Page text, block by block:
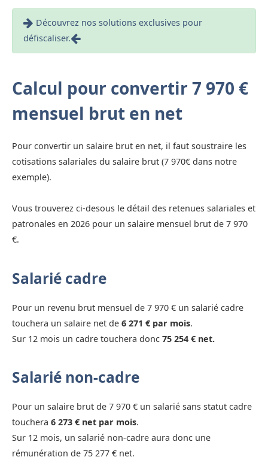
Découvrez nos solutions exclusives pour
défiscaliser.
Calcul pour convertir 7 970 €
mensuel brut en net
Pour convertir un salaire brut en net, il faut soustraire les
cotisations salariales du salaire brut (7 970€ dans notre
exemple).
Vous trouverez ci-desous le détail des retenues salariales et
patronales en 2026 pour un salaire mensuel brut de 7 970
€.
Salarié cadre
Pour un revenu brut mensuel de 7 970 € un salarié cadre
touchera un salaire net de 6 271 € par mois.
Sur 12 mois un cadre touchera donc 75 254 € net.
Salarié non-cadre
Pour un salaire brut de 7 970 € un salarié sans statut cadre
touchera 6 273 € net par mois.
Sur 12 mois, un salarié non-cadre aura donc une
rémunération de 75 277 € net.